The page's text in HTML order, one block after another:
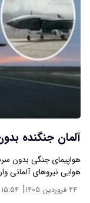
آلمان جنگنده
هواپیمای جنگی بدون
هوایی نیروهای آلمانی
۲۴ فروردین ۱۴۰۵ | ۱۵:۵۴